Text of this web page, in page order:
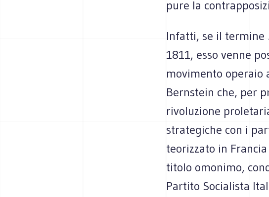
pure la
Infatti, se il termine
1811, esso venne
movimento operaio
Bernstein che, per
rivoluzione
strategiche con i
teorizzato in
titolo omonimo,
Partito Socialista